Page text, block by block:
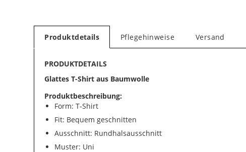
Produktdetails Pflegehinweise Versand
PRODUKTDETAILS
Glattes T-Shirt aus Baumwolle
Produktbeschreibung:
Form: T-Shirt
Fit: Bequem geschnitten
Ausschnitt: Rundhalsausschnitt
Muster: Uni